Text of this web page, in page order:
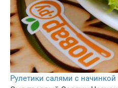
Рулетики салями с начинкой